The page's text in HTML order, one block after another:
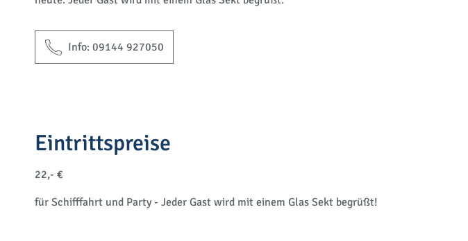
Info: 09144 927050
Eintrittspreise
22,- €
für Schifffahrt und Party - Jeder Gast wird mit einem Glas Sekt begrüßt!